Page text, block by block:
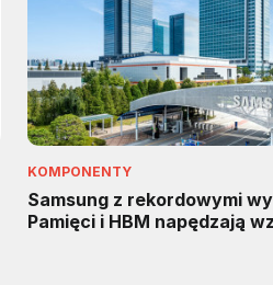
KOMPONENTY
Samsung z rekordowymi
Pamięci i HBM napędzają